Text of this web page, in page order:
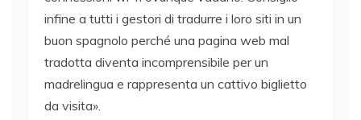
infine a tutti i gestori di tradurre i loro siti in un
buon spagnolo perché una pagina web mal
tradotta diventa incomprensibile per un
madrelingua e rappresenta un cattivo biglietto
da visita».